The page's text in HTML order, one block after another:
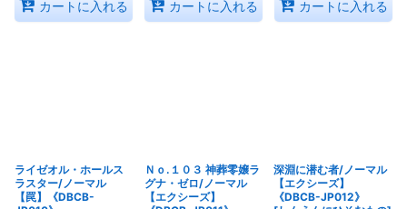
カートに入れる カートに入れる カートに入れる
ライゼオル・ホールス
ラスター/ノーマル
【罠】《DBCB-
Ｎｏ.１０３ 神葬零嬢ラ
グナ・ゼロ/ノーマル
【エクシーズ】
深淵に潜む者/ノーマル
【エクシーズ】
《DBCB-JP012》